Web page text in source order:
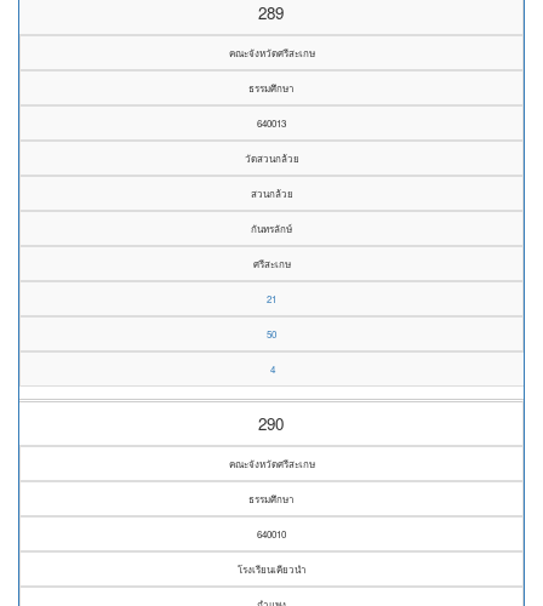
289
คณะจังหวัดศรีสะเกษ
ธรรมศึกษา
640013
วัดสวนกล้วย
สวนกล้วย
กันทรลักษ์
ศรีสะเกษ
21
50
4
290
คณะจังหวัดศรีสะเกษ
ธรรมศึกษา
640010
โรงเรียนเคียวนำ